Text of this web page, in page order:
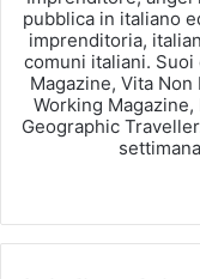
pubblica in italiano
imprenditoria,
comuni italiani.
Magazine, Vita
Working
Geographic